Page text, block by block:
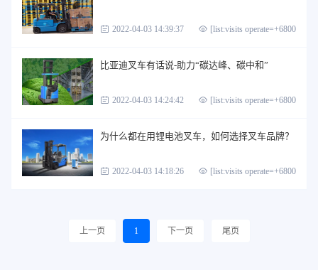
2022-04-03 14:39:37 [list:visits operate=+6800]
比亚迪叉车有话说-助力“碳达峰、碳中和”
2022-04-03 14:24:42 [list:visits operate=+6800]
为什么都在用锂电池叉车，如何选择叉车品牌？
2022-04-03 14:18:26 [list:visits operate=+6800]
上一页 1 下一页 尾页